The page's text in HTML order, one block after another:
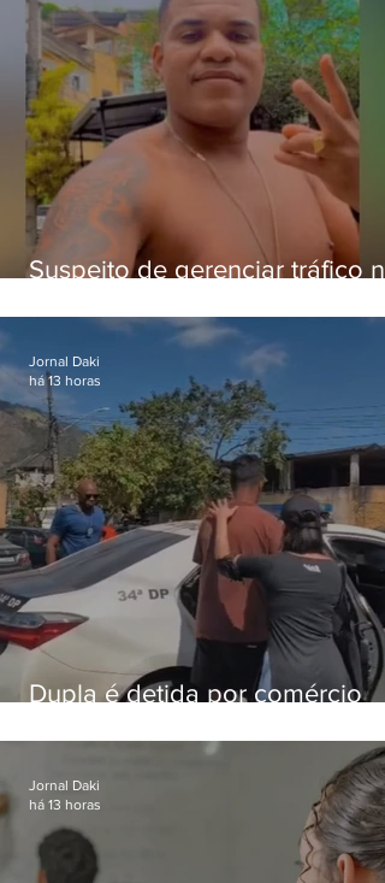
Suspeito de gerenciar tráfico na
foragido
Dupla é detida por comércio
Bangu
Jornal Daki
há 13 horas
Jornal Daki
há 13 horas